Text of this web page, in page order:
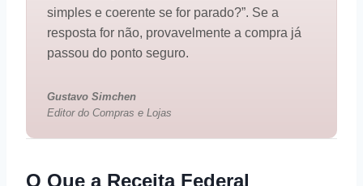
simples e coerente se for parado?”. Se a
resposta for não, provavelmente a compra já
passou do ponto seguro.
Gustavo Simchen
Editor do Compras e Lojas
O Que a Receita Federal